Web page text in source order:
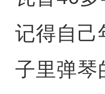
记得自己
子里弹琴